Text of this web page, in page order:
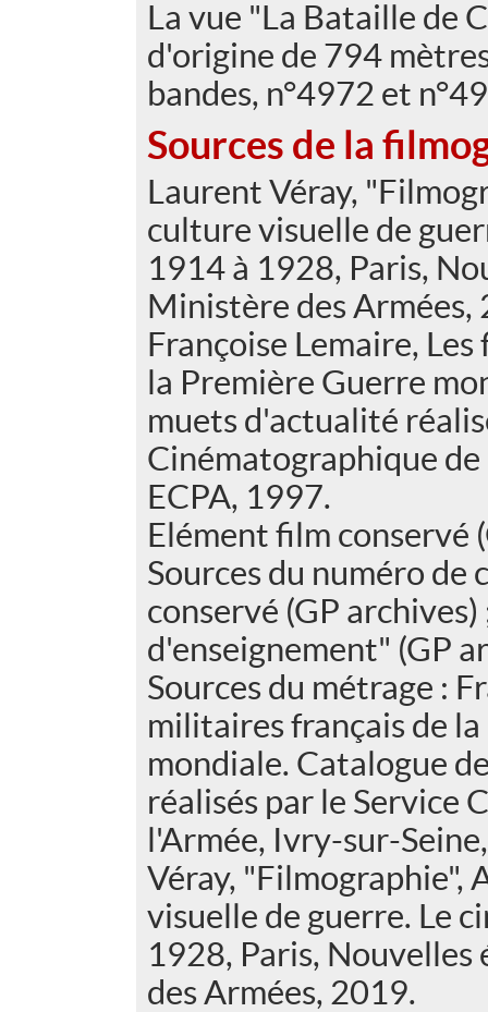
La vue "La Bataille de
d'origine de 794
bandes, n°4972 et
Sources de la
Laurent Véray,
culture visuelle de
1914 à 1928, Paris,
Ministère des Armées,
Françoise Lemaire,
la Première Guerre
muets d'actualité
Cinématographique
ECPA, 1997.
Elément film conservé
Sources du numéro de
conservé (GP
d'enseignement" (GP
Sources du métrage :
militaires français de
mondiale. Catalogue
réalisés par le Service
l'Armée, Ivry-sur-
Véray, "Filmographie",
visuelle de guerre. Le
1928, Paris,
des Armées, 2019.